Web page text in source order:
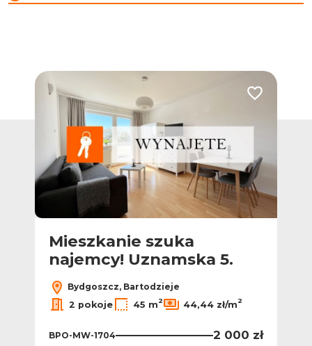
Dodaj do
Mieszkanie szuka
najemcy! Uznamska 5.
Bydgoszcz, Bartodzieje
2 pokoje
45 m2 44,44 zł/m2
BPO-MW-1704 2 000 zł